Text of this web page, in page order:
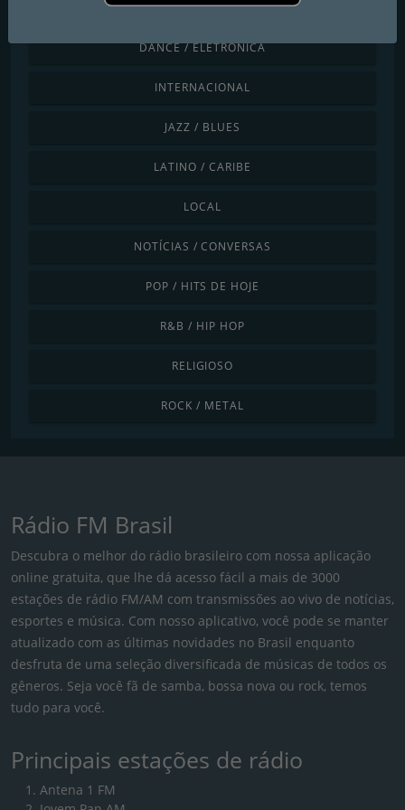
COUNTRY
DANCE / ELETRÔNICA
INTERNACIONAL
JAZZ / BLUES
LATINO / CARIBE
LOCAL
NOTÍCIAS / CONVERSAS
POP / HITS DE HOJE
R&B / HIP HOP
RELIGIOSO
ROCK / METAL
Rádio FM Brasil
Descubra o melhor do rádio brasileiro com nossa aplicação
online gratuita, que lhe dá acesso fácil a mais de 3000
estações de rádio FM/AM com transmissões ao vivo de notícias,
esportes e música. Com nosso aplicativo, você pode se manter
atualizado com as últimas novidades no Brasil enquanto
desfruta de uma seleção diversificada de músicas de todos os
gêneros. Seja você fã de samba, bossa nova ou rock, temos
tudo para você.
Principais estações de rádio
Antena 1 FM